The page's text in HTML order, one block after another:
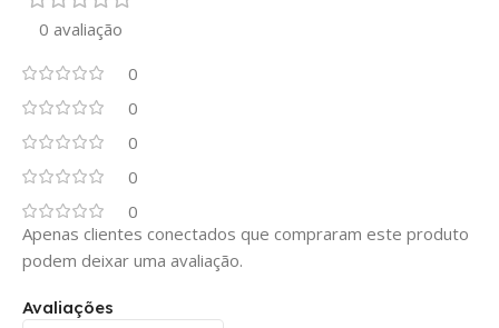
0 avaliação
0
0
0
0
0
Avaliações
Apenas clientes conectados que compraram este produto
podem deixar uma avaliação.